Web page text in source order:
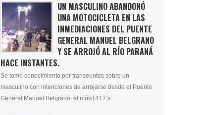
UN MASCULINO ABANDONÓ
UNA MOTOCICLETA EN LAS
INMEDIACIONES DEL PUENTE
GENERAL MANUEL BELGRANO
Y SE ARROJÓ AL RÍO PARANÁ
HACE INSTANTES.
Se tomó conocimiento por transeuntes sobre un
masculino con intenciones de arrojarse desde el Puente
General Manuel Belgrano, el móvil 417 s...